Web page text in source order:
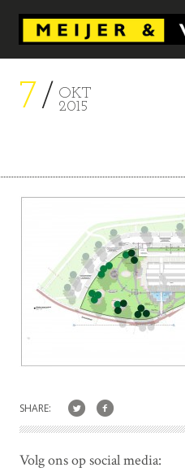
7
OKT
2015
SHARE:
Volg ons op social media: